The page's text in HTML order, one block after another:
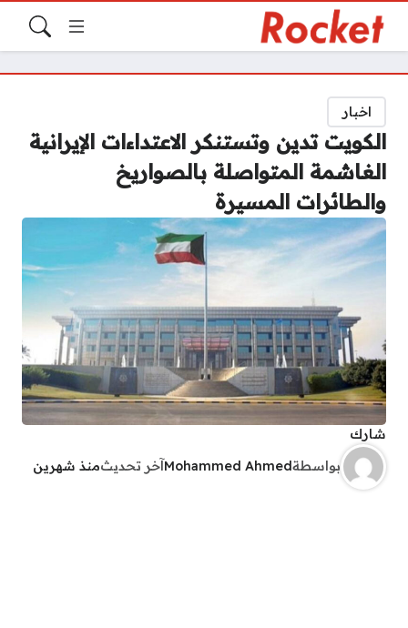
اخبار
الكويت تدين وتستنكر الاعتداءات الإيرانية
الغاشمة المتواصلة بالصواريخ
والطائرات المسيرة
شارك
بواسطةMohammed Ahmed آخر تحديثمنذ شهرين